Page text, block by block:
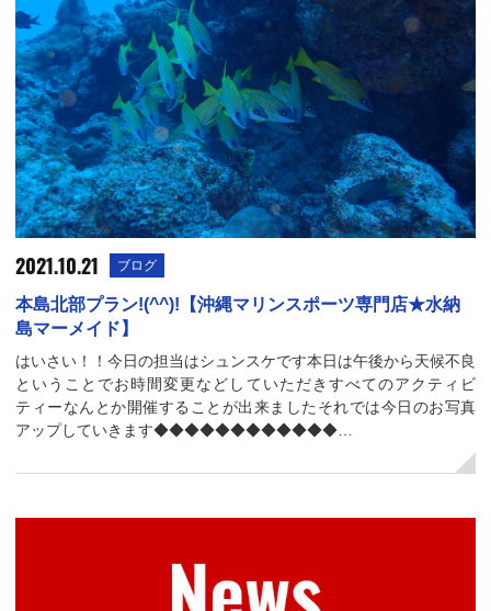
2021.10.21 ブログ
本島北部プラン!(^^)!【沖縄マリンスポーツ専門店★水納
島マーメイド】
はいさい！！今日の担当はシュンスケです本日は午後から天候不良
ということでお時間変更などしていただきすべてのアクティビ
ティーなんとか開催することが出来ましたそれでは今日のお写真
アップしていきます◆◆◆◆◆◆◆◆◆◆◆◆…